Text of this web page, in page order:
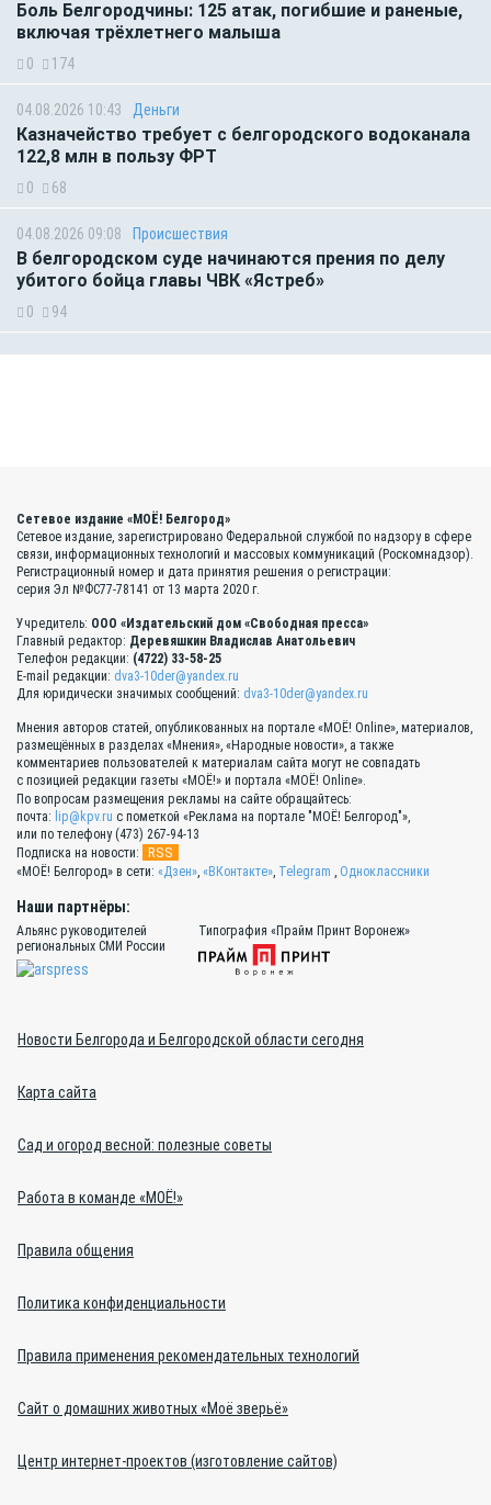
Боль Белгородчины: 125 атак, погибшие и раненые,
включая трёхлетнего малыша
0 174
04.08.2026 10:43 Деньги
Казначейство требует с белгородского водоканала
122,8 млн в пользу ФРТ
0 68
04.08.2026 09:08 Происшествия
В белгородском суде начинаются прения по делу
убитого бойца главы ЧВК «Ястреб»
0 94
Сетевое издание «МОЁ! Белгород»
Сетевое издание, зарегистрировано Федеральной службой по надзору в сфере
связи, информационных технологий и массовых коммуникаций (Роскомнадзор).
Регистрационный номер и дата принятия решения о регистрации:
серия Эл №ФС77-78141 от 13 марта 2020 г.
Учредитель: ООО «Издательский дом «Свободная пресса»
Главный редактор: Деревяшкин Владислав Анатольевич
Телефон редакции: (4722) 33-58-25
E-mail редакции: dva3-10der@yandex.ru
Для юридически значимых сообщений: dva3-10der@yandex.ru
Мнения авторов статей, опубликованных на портале «МОЁ! Online», материалов,
размещённых в разделах «Мнения», «Народные новости», а также
комментариев пользователей к материалам сайта могут не совпадать
с позицией редакции газеты «МОЁ!» и портала «МОЁ! Online».
По вопросам размещения рекламы на сайте обращайтесь:
почта: lip@kpv.ru с пометкой «Реклама на портале "МОЁ! Белгород"»,
или по телефону (473) 267-94-13
Подписка на новости:
RSS
«МОЁ! Белгород» в сети: «Дзен», «ВКонтакте», Telegram , Одноклассники
Наши партнёры:
Альянс руководителей
региональных СМИ России
Типография «Прайм Принт Воронеж»
Новости Белгорода и Белгородской области сегодня
Карта сайта
Сад и огород весной: полезные советы
Работа в команде «МОЁ!»
Правила общения
Политика конфиденциальности
Правила применения рекомендательных технологий
Сайт о домашних животных «Моё зверьё»
Центр интернет-проектов (изготовление сайтов)